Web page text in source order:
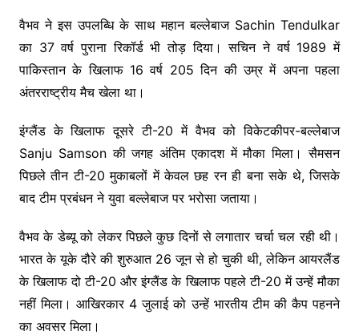
वैभव ने इस उपलब्धि के साथ महान बल्लेबाज Sachin Tendulkar
का 37 वर्ष पुराना रिकॉर्ड भी तोड़ दिया। सचिन ने वर्ष 1989 में
पाकिस्तान के खिलाफ 16 वर्ष 205 दिन की उम्र में अपना पहला
अंतरराष्ट्रीय मैच खेला था।
इंग्लैंड के खिलाफ दूसरे टी-20 में वैभव को विकेटकीपर-बल्लेबाज
Sanju Samson की जगह अंतिम एकादश में मौका मिला। सैमसन
पिछले तीन टी-20 मुकाबलों में केवल छह रन ही बना सके थे, जिसके
बाद टीम प्रबंधन ने युवा बल्लेबाज पर भरोसा जताया।
वैभव के डेब्यू को लेकर पिछले कुछ दिनों से लगातार चर्चा चल रही थी।
भारत के यूके दौरे की शुरुआत 26 जून से हो चुकी थी, लेकिन आयरलैंड
के खिलाफ दो टी-20 और इंग्लैंड के खिलाफ पहले टी-20 में उन्हें मौका
नहीं मिला। आखिरकार 4 जुलाई को उन्हें भारतीय टीम की कैप पहनने
का अवसर मिला।